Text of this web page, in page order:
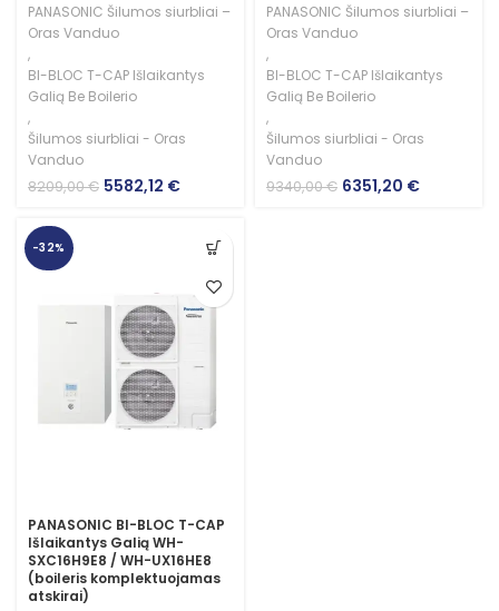
PANASONIC Šilumos siurbliai –
Oras Vanduo
,
BI-BLOC T-CAP Išlaikantys
Galią Be Boilerio
,
Šilumos siurbliai - Oras
Vanduo
8209,00€ Original
5582,12 €Current
5582,12 €.
PANASONIC Šilumos siurbliai –
Oras Vanduo
,
BI-BLOC T-CAP Išlaikantys
Galią Be Boilerio
,
Šilumos siurbliai - Oras
Vanduo
9340,00€ Original
6351,20 €Current
-32%
PANASONIC BI-BLOC T-CAP
Išlaikantys Galią WH-
SXC16H9E8 / WH-UX16HE8
(boileris komplektuojamas
atskirai)